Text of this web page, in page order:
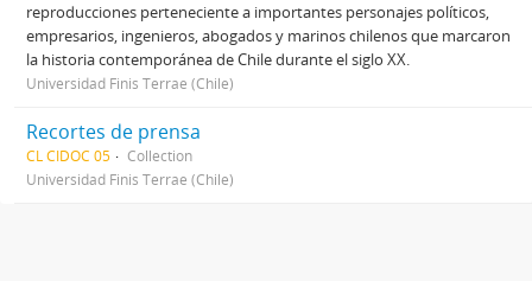
reproducciones perteneciente a importantes personajes políticos,
empresarios, ingenieros, abogados y marinos chilenos que marcaron
la historia contemporánea de Chile durante el siglo XX.
Universidad Finis Terrae (Chile)
Recortes de prensa
CL CIDOC 05
Collection
Universidad Finis Terrae (Chile)